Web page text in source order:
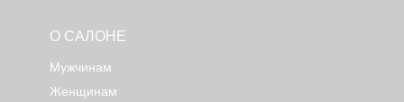
О САЛОНЕ
Мужчинам
Женщинам